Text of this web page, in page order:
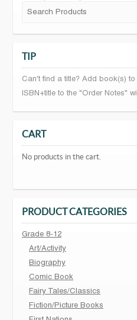
TIP
Can't find a title? Add book(s)
ISBN+title to the "Order Notes"
CART
No products in the cart.
PRODUCT CATEGORIES
Grade 8-12
Art/Activity
Biography
Comic Book
Fairy Tales/Classics
Fiction/Picture Books